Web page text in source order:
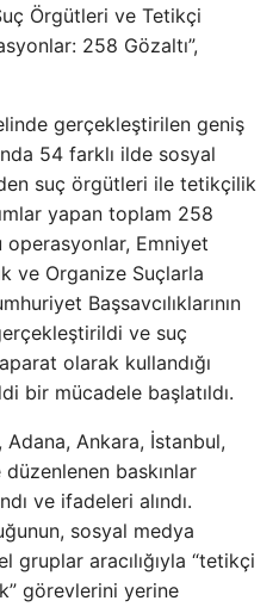
Örgütleri ve Tetikçi
258 Gözaltı”,
gerçekleştirilen geniş
54 farklı ilde sosyal
suç örgütleri ile tetikçilik
yapan toplam 258
operasyonlar, Emniyet
ve Organize Suçlarla
Başsavcılıklarının
ve suç
olarak kullandığı
bir mücadele başlatıldı.
Adana, Ankara, İstanbul,
baskınlar
ve ifadeleri alındı.
sosyal medya
gruplar aracılığıyla “tetikçi
görevlerini yerine